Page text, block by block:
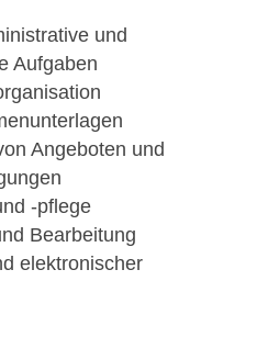
und
Aufgaben
Angeboten und
-pflege
Bearbeitung
elektronischer